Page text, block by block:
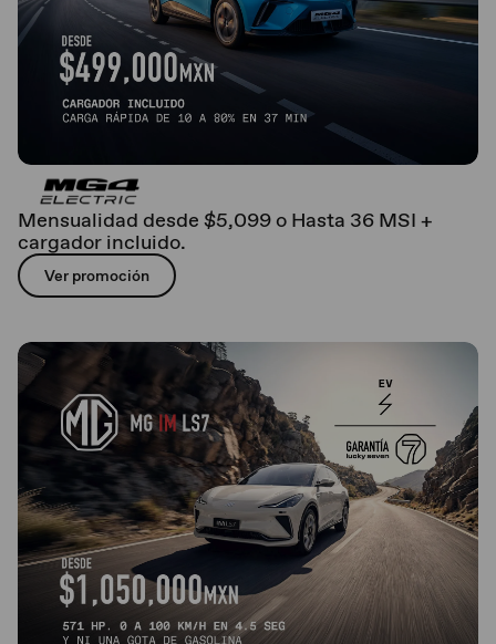
Mensualidad desde $5,099 o Hasta 36 MSI +
cargador incluido.
Ver promoción